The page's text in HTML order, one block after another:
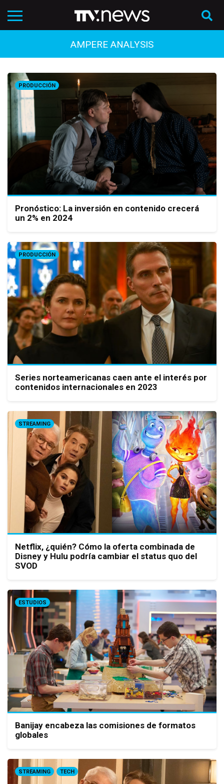
AMPERE ANALYSIS
PRODUCCIÓN
Pronóstico: La inversión en contenido crecerá
un 2% en 2024
PRODUCCIÓN
Series norteamericanas caen ante el interés por
contenidos internacionales en 2023
STREAMING
Netflix, ¿quién? Cómo la oferta combinada de
Disney y Hulu podría cambiar el status quo del
SVOD
ESTUDIOS
Banijay encabeza las comisiones de formatos
globales
STREAMING TECH